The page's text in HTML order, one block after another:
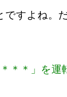
すよね。
＊＊」を運